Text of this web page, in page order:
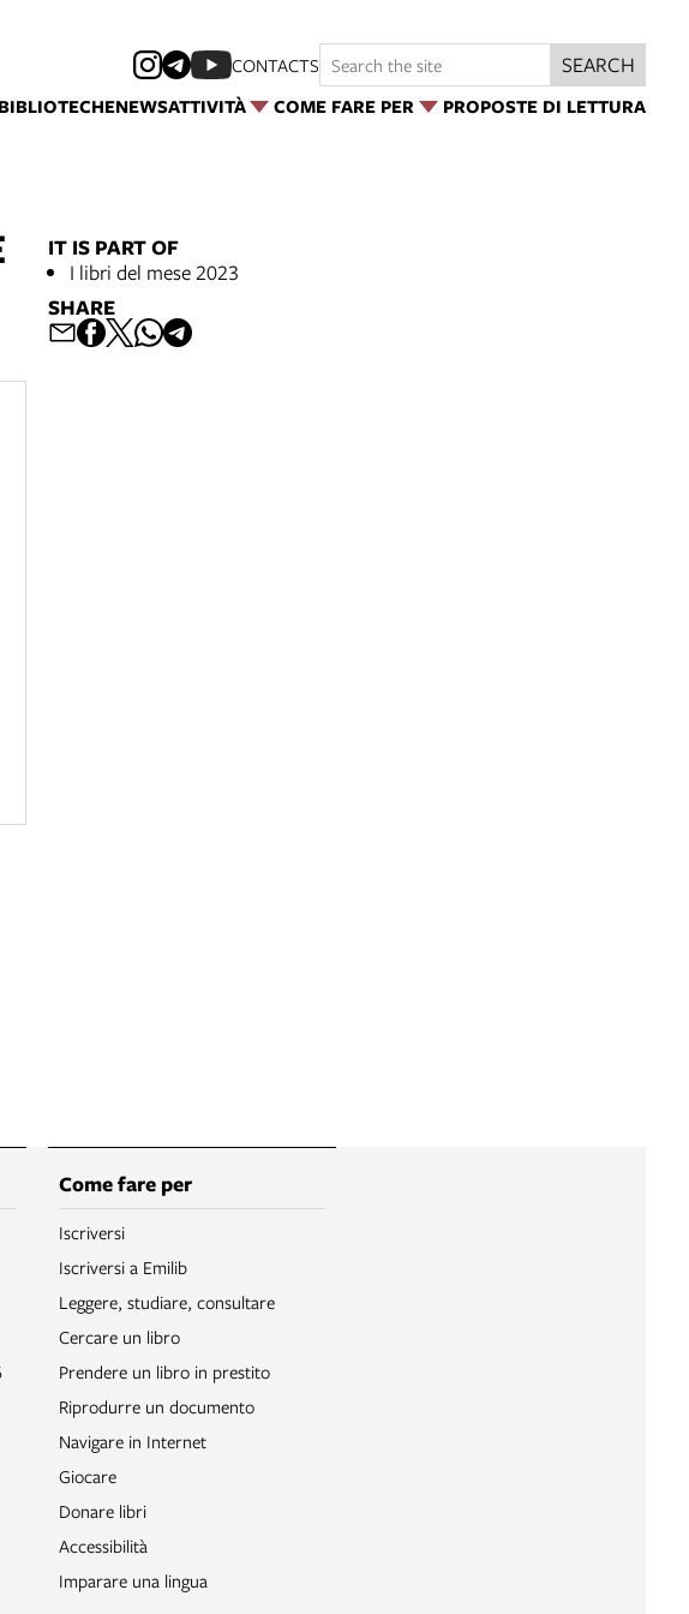
BIBLIOTECHENEWSATTIVITÀ COME FARE PER PROPOSTE DI LETTURA
CONTACTS SEARCH
IT IS PART OF
I libri del mese 2023
SHARE
Come fare per
Iscriversi
Iscriversi a Emilib
Leggere, studiare, consultare
Cercare un libro
Prendere un libro in prestito
Riprodurre un documento
Navigare in Internet
Giocare
Donare libri
Accessibilità
Imparare una lingua